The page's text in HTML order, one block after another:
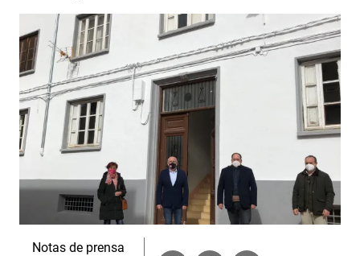
Notas de prensa